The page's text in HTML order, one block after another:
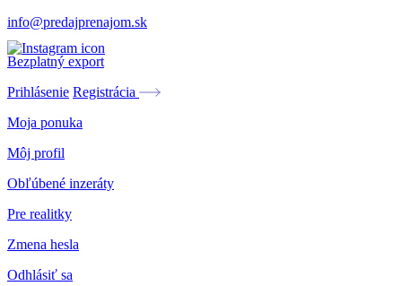
info@predajprenajom.sk
Bezplatný export
Prihlásenie Registrácia
Moja ponuka
Môj profil
Obľúbené inzeráty
Pre realitky
Zmena hesla
Odhlásiť sa